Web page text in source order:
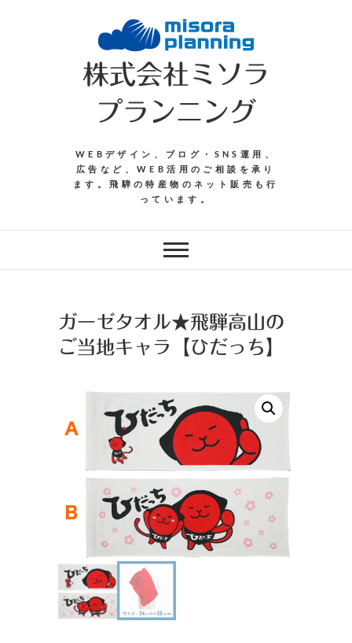
株式会社ミソラ
プランニング
WEBデザイン、ブログ・SNS運用、
広告など、WEB活用のご相談を承り
ます。飛騨の特産物のネット販売も行
っています。
ガーゼタオル★飛騨高山の
ご当地キャラ【ひだっち】